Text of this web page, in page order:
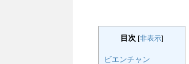
目次 [非表示]
ビエンチャン